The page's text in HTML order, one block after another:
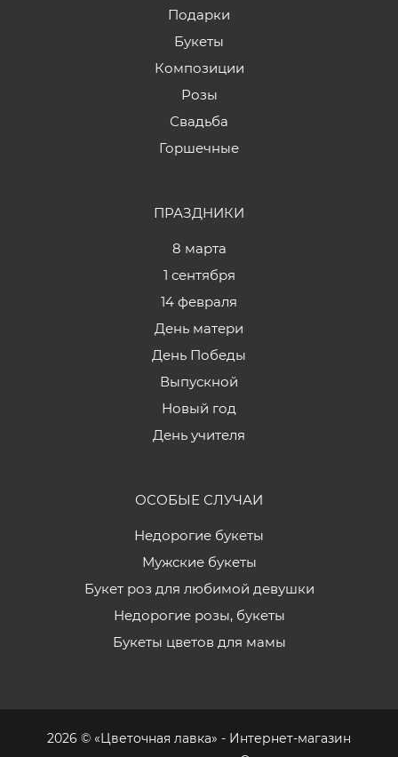
Подарки
Букеты
Композиции
Розы
Свадьба
Горшечные
ПРАЗДНИКИ
8 марта
1 сентября
14 февраля
День матери
День Победы
Выпускной
Новый год
День учителя
ОСОБЫЕ СЛУЧАИ
Недорогие букеты
Мужские букеты
Букет роз для любимой девушки
Недорогие розы, букеты
Букеты цветов для мамы
2026 © «Цветочная лавка» - Интернет-магазин